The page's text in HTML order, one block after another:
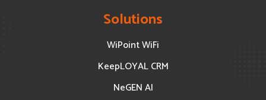
Solutions
WiPoint WiFi
KeepLOYAL CRM
NeGEN AI